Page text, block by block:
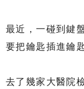
最近，一碰到鍵
要把鑰匙插進鑰
去了幾家大醫院